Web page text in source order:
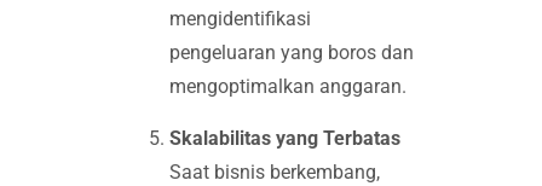
mengidentifikasi
pengeluaran yang boros dan
mengoptimalkan anggaran.
Skalabilitas yang Terbatas
Saat bisnis berkembang,